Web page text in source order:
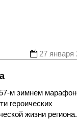
27 января
57-м зимнем
героических
жизни региона.